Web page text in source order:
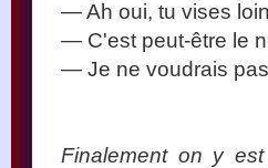
— Ah oui, tu vises
— C'est peut-être le
— Je ne voudrais
Finalement on y